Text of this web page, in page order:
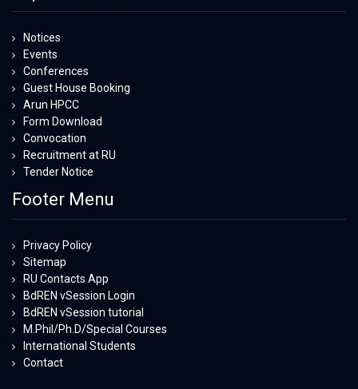
Notices
Events
Conferences
Guest House Booking
Arun HPCC
Form Download
Convocation
Recruitment at RU
Tender Notice
Footer Menu
Privacy Policy
Sitemap
RU Contacts App
BdREN vSession Login
BdREN vSession tutorial
M.Phil/Ph.D/Special Courses
International Students
Contact